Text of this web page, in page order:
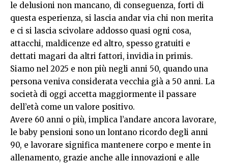
le delusioni non mancano, di conseguenza, forti di
questa esperienza, si lascia andar via chi non merita
e ci si lascia scivolare addosso quasi ogni cosa,
attacchi, maldicenze ed altro, spesso gratuiti e
dettati magari da altri fattori, invidia in primis.
Siamo nel 2025 e non più negli anni 50, quando una
persona veniva considerata vecchia già a 50 anni. La
società di oggi accetta maggiormente il passare
dell’età come un valore positivo.
Avere 60 anni o più, implica l’andare ancora lavorare,
le baby pensioni sono un lontano ricordo degli anni
90, e lavorare significa mantenere corpo e mente in
allenamento, grazie anche alle innovazioni e alle